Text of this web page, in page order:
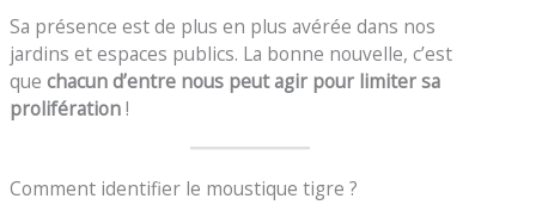
Sa présence est de plus en plus avérée dans nos
jardins et espaces publics. La bonne nouvelle, c’est
quechacun d’entre nous peut agir pour limiter sa
prolifération!
Comment identifier le moustique tigre ?